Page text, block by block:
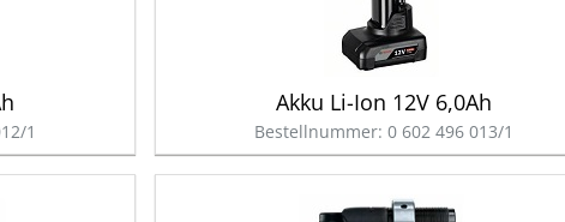
1
Akku Li-Ion 12V 6,0Ah
Bestellnummer: 0 602 496 013/1